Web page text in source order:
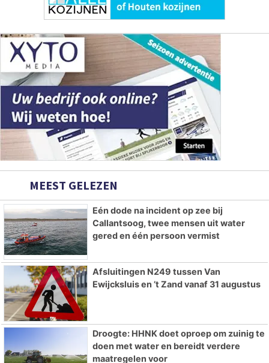
MEEST GELEZEN
Eén dode na incident op zee bij
Callantsoog, twee mensen uit water
gered en één persoon vermist
Afsluitingen N249 tussen Van
Ewijcksluis en ’t Zand vanaf 31 augustus
Droogte: HHNK doet oproep om zuinig te
doen met water en bereidt verdere
maatregelen voor